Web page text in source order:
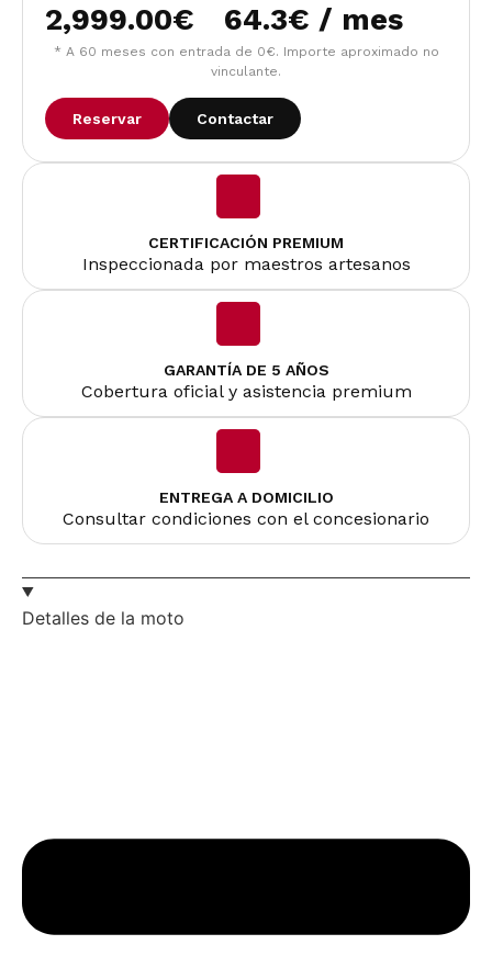
Detalles de la moto
2,999.00€ 64.3€ / mes
* A 60 meses con entrada de 0€. Importe aproximado no
vinculante.
Reservar Contactar
CERTIFICACIÓN PREMIUM
Inspeccionada por maestros artesanos
GARANTÍA DE 5 AÑOS
Cobertura oficial y asistencia premium
ENTREGA A DOMICILIO
Consultar condiciones con el concesionario